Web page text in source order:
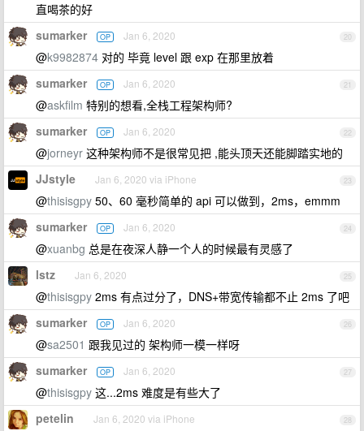
直喝茶的好
20
sumarker OP Jan 6, 2020
@k9982874 对的 毕竟 level 跟 exp 在那里放着
21
sumarker OP Jan 6, 2020
@askfilm 特别的想看,全栈工程架构师?
22
sumarker OP Jan 6, 2020
@jorneyr 这种架构师不是很常见把 ,能头顶天还能脚踏实地的
23
JJstyle Jan 6, 2020 via iPhone
@thisisgpy 50、60 毫秒简单的 api 可以做到，2ms，emmm
24
sumarker OP Jan 6, 2020
@xuanbg 总是在夜深人静一个人的时候最有灵感了
25
lstz Jan 6, 2020
@thisisgpy 2ms 有点过分了，DNS+带宽传输都不止 2ms 了吧
26
sumarker OP Jan 6, 2020
@sa2501 跟我见过的 架构师一模一样呀
27
sumarker OP Jan 6, 2020
@thisisgpy 这...2ms 难度是有些大了
28
petelin Jan 6, 2020 via iPhone